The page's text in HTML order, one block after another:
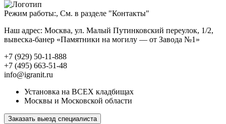
Режим работы:, См. в разделе "Контакты"
Наш адрес: Москва, ул. Малый Путинковский переулок, 1/2,
вывеска-банер «Памятники на могилу — от Завода №1»
+7 (929) 50-11-888
+7 (495) 663-51-48
info@igranit.ru
Установка на ВСЕХ кладбищах
Москвы и Московской области
Заказать выезд специалиста